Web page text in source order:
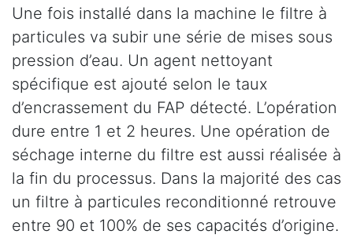
Une fois installé dans la machine le filtre à
particules va subir une série de mises sous
pression d’eau. Un agent nettoyant
spécifique est ajouté selon le taux
d’encrassement du FAP détecté. L’opération
dure entre 1 et 2 heures. Une opération de
séchage interne du filtre est aussi réalisée à
la fin du processus. Dans la majorité des cas
un filtre à particules reconditionné retrouve
entre 90 et 100% de ses capacités d’origine.